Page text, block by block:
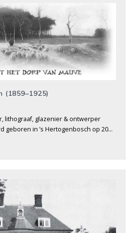
(1859–1925)
lithograaf, glazenier & ontwerper
geboren in ’s Hertogenbosch op 20…